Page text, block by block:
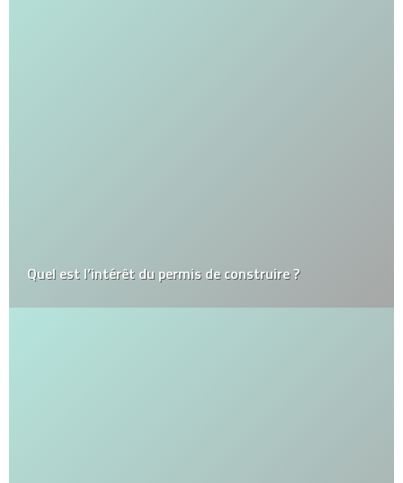
Quel est l’intérêt du permis de construire ?